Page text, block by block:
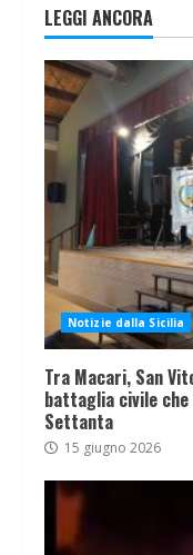
LEGGI ANCORA
Notizie dalla Sicilia
Tra Macari, San
battaglia civile
Settanta
15 giugno 2026